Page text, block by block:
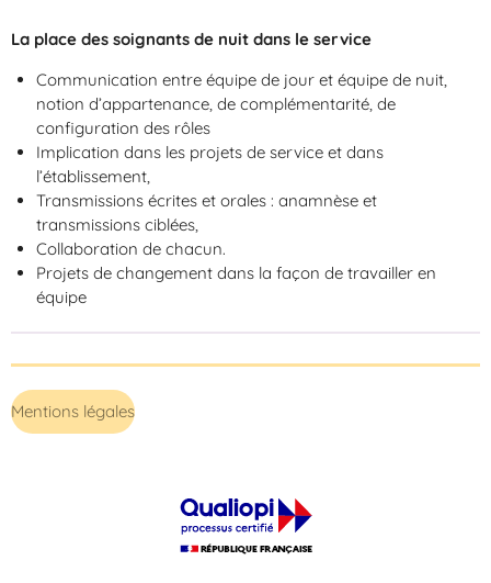
La place des soignants de nuit dans le service
Communication entre équipe de jour et équipe de nuit,
notion d’appartenance, de complémentarité, de
configuration des rôles
Implication dans les projets de service et dans
l’établissement,
Transmissions écrites et orales : anamnèse et
transmissions ciblées,
Collaboration de chacun.
Projets de changement dans la façon de travailler en
équipe
Mentions légales